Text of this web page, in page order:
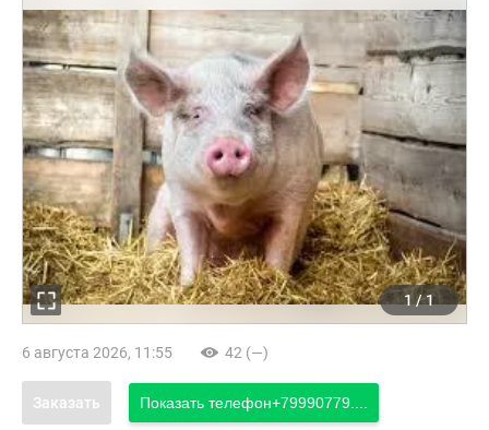
1/1
6 августа 2026, 11:55 42 (—)
Заказать Показать телефон+79990779....